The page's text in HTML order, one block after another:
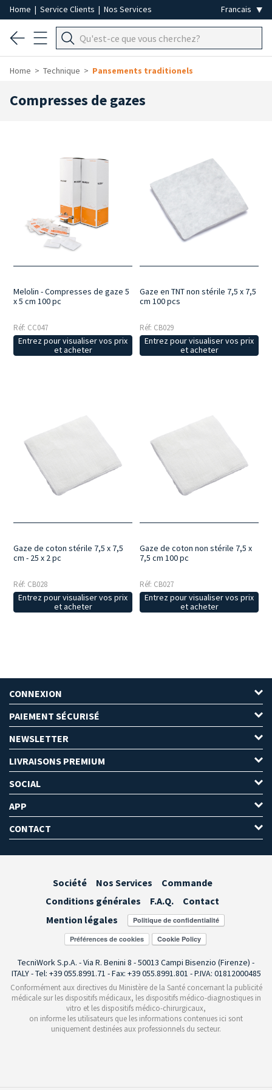
Home | Service Clients | Nos Services
Home Technique Pansements traditionels
Compresses de gazes
Melolin - Compresses de gaze 5
x 5 cm 100 pc
Réf: CC047
Entrez pour visualiser vos prix
et acheter
Gaze en TNT non stérile 7,5 x 7,5
cm 100 pcs
Réf: CB029
Entrez pour visualiser vos prix
et acheter
Gaze de coton stérile 7,5 x 7,5
cm - 25 x 2 pc
Réf: CB028
Entrez pour visualiser vos prix
et acheter
Gaze de coton non stérile 7,5 x
7,5 cm 100 pc
Réf: CB027
Entrez pour visualiser vos prix
et acheter
CONNEXION
PAIEMENT SÉCURISÉ
NEWSLETTER
LIVRAISONS PREMIUM
SOCIAL
APP
CONTACT
Société Nos Services
Commande
Conditions générales
F.A.Q.
Contact
Mention légales
Préférences de cookies
TecniWork S.p.A. - Via R. Benini 8 - 50013 Campi Bisenzio (Firenze) -
ITALY - Tel: +39 055.8991.71 - Fax: +39 055.8991.801 - P.IVA: 01812000485
Conformément aux directives du Ministère de la Santé concernant la publicité
médicale sur les dispositifs médicaux, les dispositifs médico-diagnostiques in
vitro et les dispositifs médico-chirurgicaux,
on informe les utilisateurs que les informations contenues ici sont
uniquement destinées aux professionnels du secteur.